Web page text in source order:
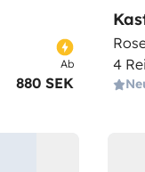
Ab
880 SEK
4